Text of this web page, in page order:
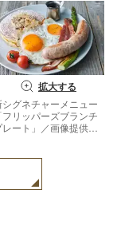
拡大する
シグネチャーメニュー
フリッパーズブランチ
レート」／画像提供：